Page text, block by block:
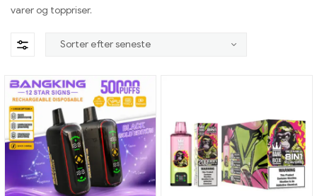
varer og toppriser.